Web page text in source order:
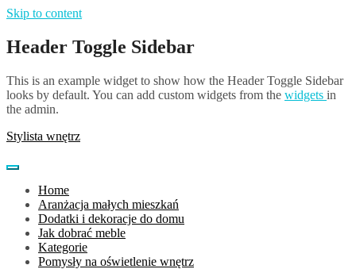
Skip to content
Header Toggle Sidebar
This is an example widget to show how the Header Toggle Sidebar
looks by default. You can add custom widgets from the widgets in
the admin.
Stylista wnętrz
Home
Aranżacja małych mieszkań
Dodatki i dekoracje do domu
Jak dobrać meble
Kategorie
Pomysły na oświetlenie wnętrz